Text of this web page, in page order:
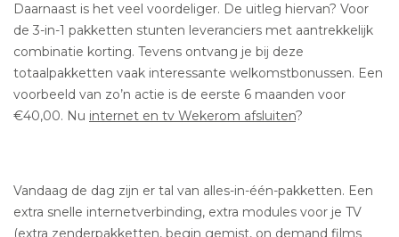
Daarnaast is het veel voordeliger. De uitleg hiervan? Voor
de 3-in-1 pakketten stunten leveranciers met aantrekkelijk
combinatie korting. Tevens ontvang je bij deze
totaalpakketten vaak interessante welkomstbonussen. Een
voorbeeld van zo’n actie is de eerste 6 maanden voor
€40,00. Nu internet en tv Wekerom afsluiten?
Vandaag de dag zijn er tal van alles-in-één-pakketten. Een
extra snelle internetverbinding, extra modules voor je TV
(extra zenderpakketten, begin gemist, on demand films